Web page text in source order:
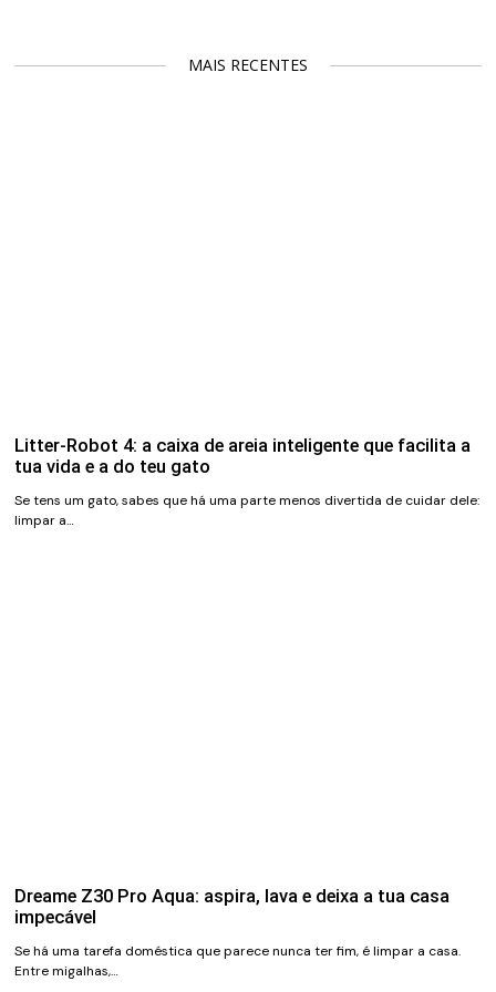
MAIS RECENTES
Litter-Robot 4: a caixa de areia inteligente que facilita a
tua vida e a do teu gato
Se tens um gato, sabes que há uma parte menos divertida de cuidar dele:
limpar a…
Dreame Z30 Pro Aqua: aspira, lava e deixa a tua casa
impecável
Se há uma tarefa doméstica que parece nunca ter fim, é limpar a casa.
Entre migalhas,…